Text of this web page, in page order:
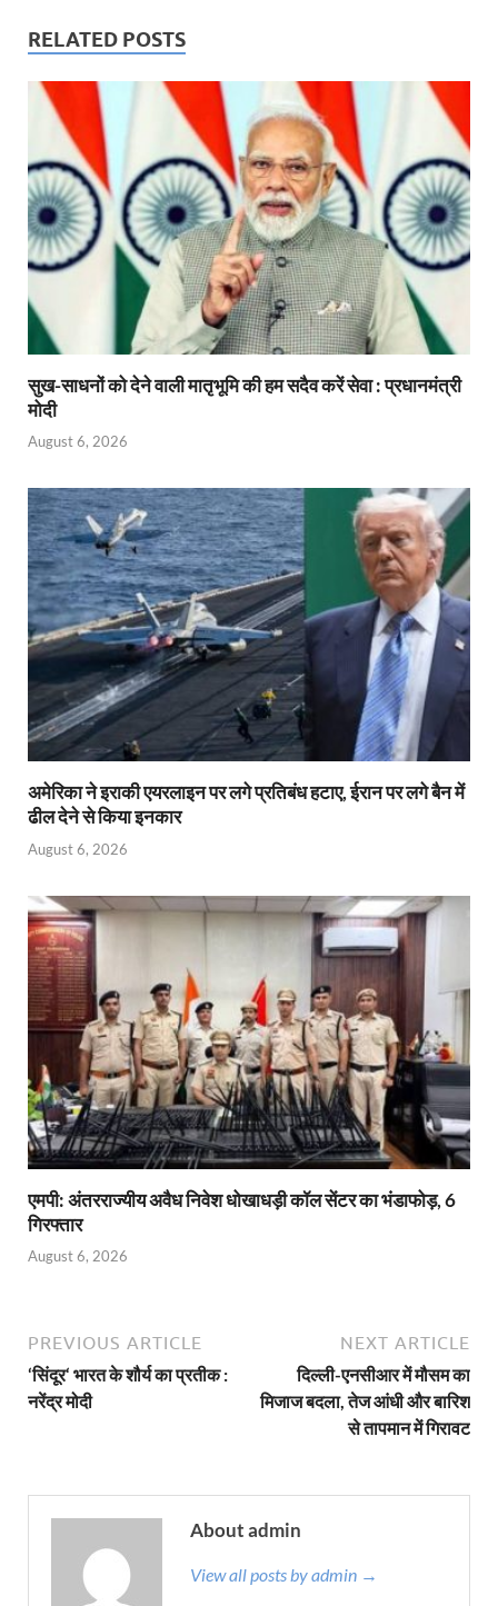
RELATED POSTS
सुख-साधनों को देने वाली मातृभूमि की हम सदैव करें सेवा : प्रधानमंत्री
मोदी
August 6, 2026
अमेरिका ने इराकी एयरलाइन पर लगे प्रतिबंध हटाए, ईरान पर लगे बैन में
ढील देने से किया इनकार
August 6, 2026
एमपी: अंतरराज्यीय अवैध निवेश धोखाधड़ी कॉल सेंटर का भंडाफोड़, 6
गिरफ्तार
August 6, 2026
PREVIOUS ARTICLE
‘सिंदूर‘ भारत के शौर्य का प्रतीक :
नरेंद्र मोदी
NEXT ARTICLE
दिल्ली-एनसीआर में मौसम का
मिजाज बदला, तेज आंधी और बारिश
से तापमान में गिरावट
About admin
View all posts by admin →